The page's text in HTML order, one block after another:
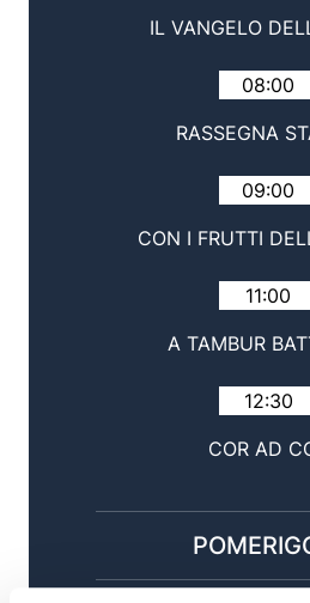
IL VANGELO
08:00
RASSEGNA
09:00
CON I FRUTTI
11:00
A TAMBUR
12:30
COR AD